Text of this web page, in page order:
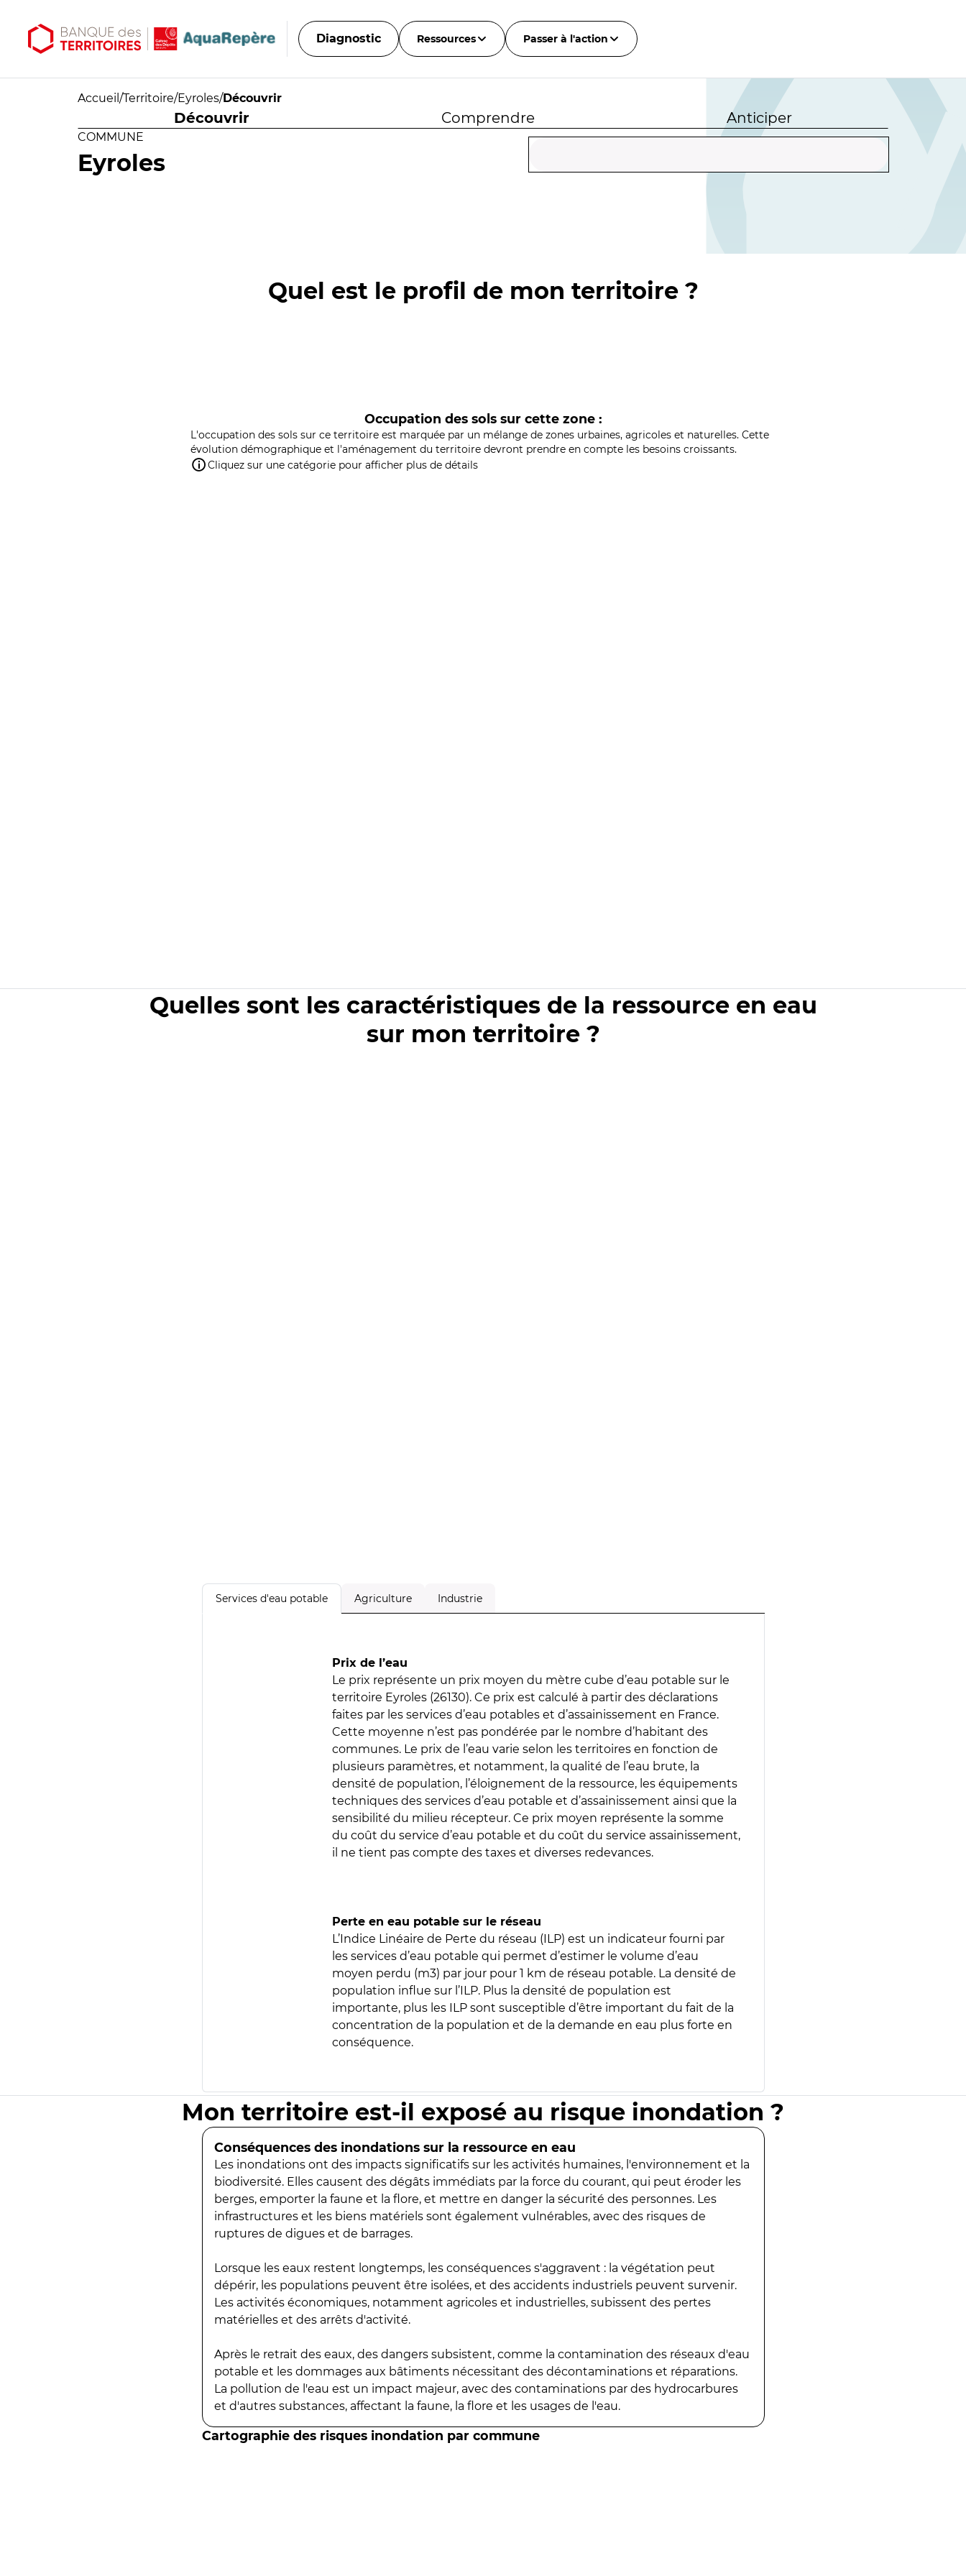
Diagnostic Ressources Passer à l'action
Accueil /Territoire/Eyroles/Découvrir
Découvrir Comprendre Anticiper
COMMUNE
Eyroles
Quel est le profil de mon territoire ?
Occupation des sols sur cette zone :
L'occupation des sols sur ce territoire est marquée par un mélange de zones urbaines, agricoles et naturelles. Cette
évolution démographique et l'aménagement du territoire devront prendre en compte les besoins croissants.
Cliquez sur une catégorie pour afficher plus de détails
Quelles sont les caractéristiques de la ressource en eau
sur mon territoire ?
Services d'eau potable Agriculture Industrie
Prix de l’eau
Le prix représente un prix moyen du mètre cube d’eau potable sur le
territoire Eyroles (26130). Ce prix est calculé à partir des déclarations
faites par les services d’eau potables et d’assainissement en France.
Cette moyenne n’est pas pondérée par le nombre d’habitant des
communes. Le prix de l’eau varie selon les territoires en fonction de
plusieurs paramètres, et notamment, la qualité de l’eau brute, la
densité de population, l’éloignement de la ressource, les équipements
techniques des services d’eau potable et d’assainissement ainsi que la
sensibilité du milieu récepteur. Ce prix moyen représente la somme
du coût du service d’eau potable et du coût du service assainissement,
il ne tient pas compte des taxes et diverses redevances.
Perte en eau potable sur le réseau
L’Indice Linéaire de Perte du réseau (ILP) est un indicateur fourni par
les services d’eau potable qui permet d’estimer le volume d’eau
moyen perdu (m3) par jour pour 1 km de réseau potable. La densité de
population influe sur l’ILP. Plus la densité de population est
importante, plus les ILP sont susceptible d’être important du fait de la
concentration de la population et de la demande en eau plus forte en
conséquence.
Mon territoire est-il exposé au risque inondation ?
Conséquences des inondations sur la ressource en eau
Les inondations ont des impacts significatifs sur les activités humaines, l'environnement et la
biodiversité. Elles causent des dégâts immédiats par la force du courant, qui peut éroder les
berges, emporter la faune et la flore, et mettre en danger la sécurité des personnes. Les
infrastructures et les biens matériels sont également vulnérables, avec des risques de
ruptures de digues et de barrages.
Lorsque les eaux restent longtemps, les conséquences s'aggravent : la végétation peut
dépérir, les populations peuvent être isolées, et des accidents industriels peuvent survenir.
Les activités économiques, notamment agricoles et industrielles, subissent des pertes
matérielles et des arrêts d'activité.
Après le retrait des eaux, des dangers subsistent, comme la contamination des réseaux d'eau
potable et les dommages aux bâtiments nécessitant des décontaminations et réparations.
La pollution de l'eau est un impact majeur, avec des contaminations par des hydrocarbures
et d'autres substances, affectant la faune, la flore et les usages de l'eau.
Cartographie des risques inondation par commune